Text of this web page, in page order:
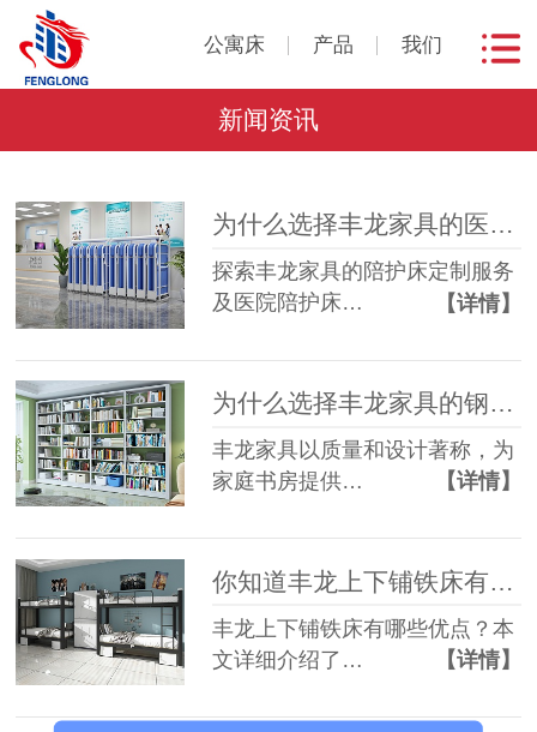
公寓床 产品 我们
新闻资讯
为什么选择丰龙家具的医院陪护床？
探索丰龙家具的陪护床定制服务
及医院陪护床…
【详情】
为什么选择丰龙家具的钢制书架？
丰龙家具以质量和设计著称，为
家庭书房提供…
【详情】
你知道丰龙上下铺铁床有哪些优势吗？
丰龙上下铺铁床有哪些优点？本
文详细介绍了…
【详情】